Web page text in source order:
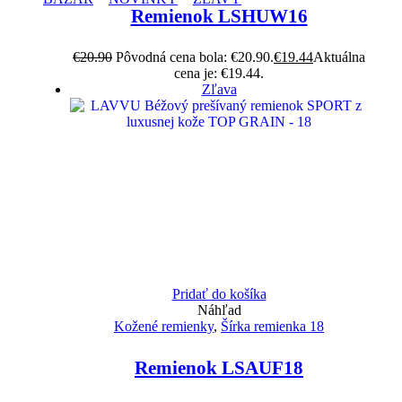
Remienok LSHUW16
€20.90 Pôvodná cena bola: €20.90.€19.44Aktuálna
cena je: €19.44.
Zľava
Pridať do košíka
Náhľad
Kožené remienky, Šírka remienka 18
Remienok LSAUF18